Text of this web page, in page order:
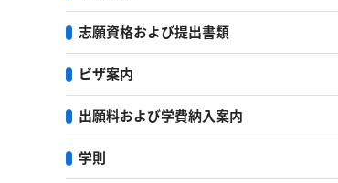
志願資格および提出書類
ビザ案内
出願料および学費納入案内
学則